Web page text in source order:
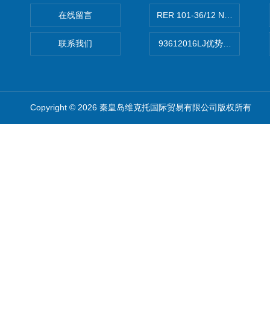
在线留言
联系我们
RER 101-36/12 NHH离心
93612016LJ优势供应美国
Copyright © 2026 秦皇岛维克托国际贸易有限公司版权所有